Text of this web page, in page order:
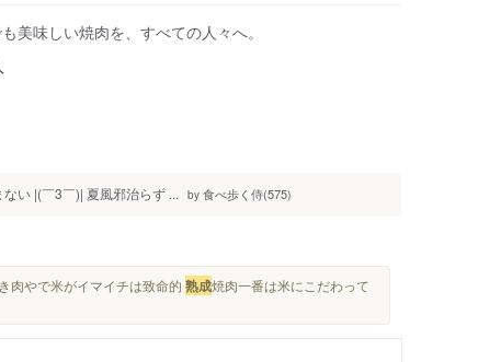
美味しい焼肉を、すべての人々へ。
い |(￣3￣)| 夏風邪治らず ... by 食べ歩く侍(575)
肉やで米がイマイチは致命的 熟成焼肉一番は米にこだわって